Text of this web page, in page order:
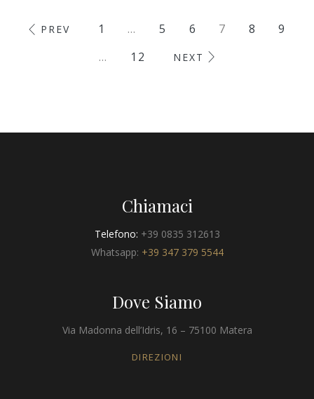
PREV 1 … 5 6 7 8
9
…
12 NEXT
Chiamaci
Telefono: +39 0835 312613
Whatsapp: +39 347 379 5544
Dove Siamo
Via Madonna dell’Idris, 16 – 75100 Matera
DIREZIONI